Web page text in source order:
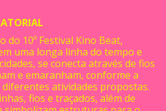
do 10º Festival Kino Beat,
uma longa linha do tempo e
se conecta através de fios
e emaranham, conforme a
diferentes atividades propostas.
fios e traçados, além de